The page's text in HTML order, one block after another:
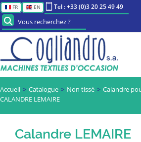
FR EN Tel : +33 (0)3 20 25 49 49
Vous recherchez ?
Accueil Catalogue Non tissé
Calandre
CALANDRE LEMAIRE
Calandre LEMAIRE